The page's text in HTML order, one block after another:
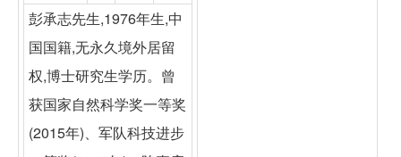
彭承志先生,1976年生,中
国国籍,无永久境外居留
权,博士研究生学历。曾
获国家自然科学奖一等奖
(2015年)、军队科技进步